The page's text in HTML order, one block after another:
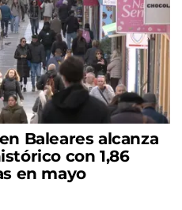
Baleares alcanza
con 1,86
en mayo